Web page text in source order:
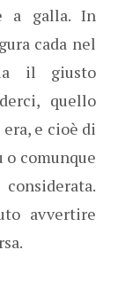
a galla. In
cada nel
il giusto
quello
e cioè di
o comunque
avvertire